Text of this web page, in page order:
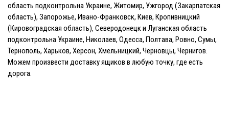
область подконтрольна Украине, Житомир, Ужгород (Закарпатская
область), Запорожье, Ивано-Франковск, Киев, Кропивницкий
(Кировоградская область), Северодонецк и Луганская область
подконтрольна Украине, Николаев, Одесса, Полтава, Ровно, Сумы,
Тернополь, Харьков, Херсон, Хмельницкий, Черновцы, Чернигов.
Можем произвести доставку ящиков в любую точку, где есть
дорога.